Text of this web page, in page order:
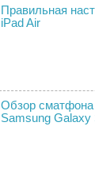
Правильная
iPad Air
Обзор сматфона
Samsung Galaxy